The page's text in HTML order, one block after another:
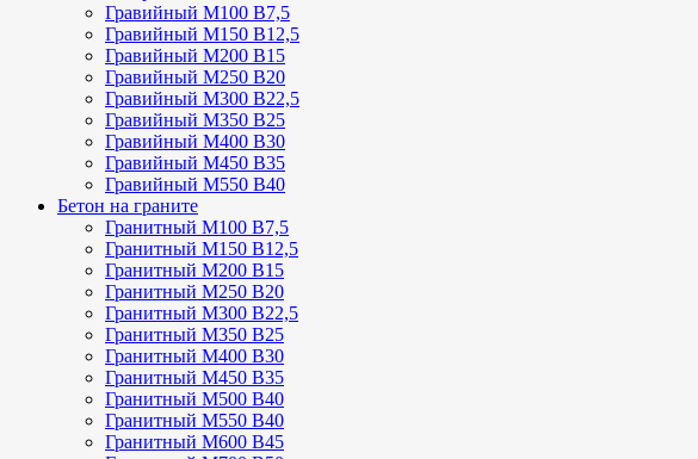
Гравийный М100 В7,5
Гравийный М150 В12,5
Гравийный М200 В15
Гравийный М250 В20
Гравийный М300 В22,5
Гравийный М350 В25
Гравийный М400 В30
Гравийный М450 В35
Гравийный М550 В40
Бетон на граните
Гранитный М100 В7,5
Гранитный М150 В12,5
Гранитный М200 В15
Гранитный М250 В20
Гранитный М300 В22,5
Гранитный М350 В25
Гранитный М400 В30
Гранитный М450 В35
Гранитный М500 В40
Гранитный М550 В40
Гранитный М600 В45